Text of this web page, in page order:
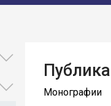
Монографии